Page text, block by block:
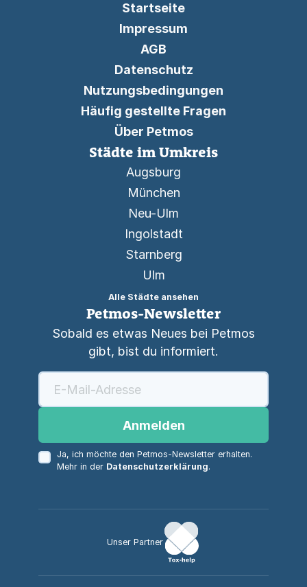
Startseite
Impressum
AGB
Datenschutz
Nutzungsbedingungen
Häufig gestellte Fragen
Über Petmos
Städte im Umkreis
Augsburg
München
Neu-Ulm
Ingolstadt
Starnberg
Ulm
Alle Städte ansehen
Petmos-Newsletter
Sobald es etwas Neues bei Petmos
gibt, bist du informiert.
Anmelden
Ja, ich möchte den Petmos-Newsletter erhalten.
Mehr in der Datenschutzerklärung.
Unser Partner